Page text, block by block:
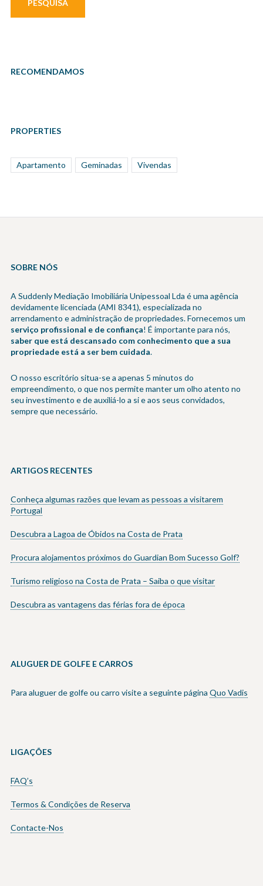
RECOMENDAMOS
PROPERTIES
Apartamento Geminadas Vivendas
SOBRE NÓS
A Suddenly Mediação Imobiliária Unipessoal Lda é uma agência
devidamente licenciada (AMI 8341), especializada no
arrendamento e administração de propriedades. Fornecemos um
serviço profissional e de confiança! É importante para nós,
saber que está descansado com conhecimento que a sua
propriedade está a ser bem cuidada.
O nosso escritório situa-se a apenas 5 minutos do
empreendimento, o que nos permite manter um olho atento no
seu investimento e de auxiliá-lo a si e aos seus convidados,
sempre que necessário.
ARTIGOS RECENTES
Conheça algumas razões que levam as pessoas a visitarem
Portugal
Descubra a Lagoa de Óbidos na Costa de Prata
Procura alojamentos próximos do Guardian Bom Sucesso Golf?
Turismo religioso na Costa de Prata – Saiba o que visitar
Descubra as vantagens das férias fora de época
ALUGUER DE GOLFE E CARROS
Para aluguer de golfe ou carro visite a seguinte página Quo Vadis
LIGAÇÕES
FAQ’s
Termos & Condições de Reserva
Contacte-Nos